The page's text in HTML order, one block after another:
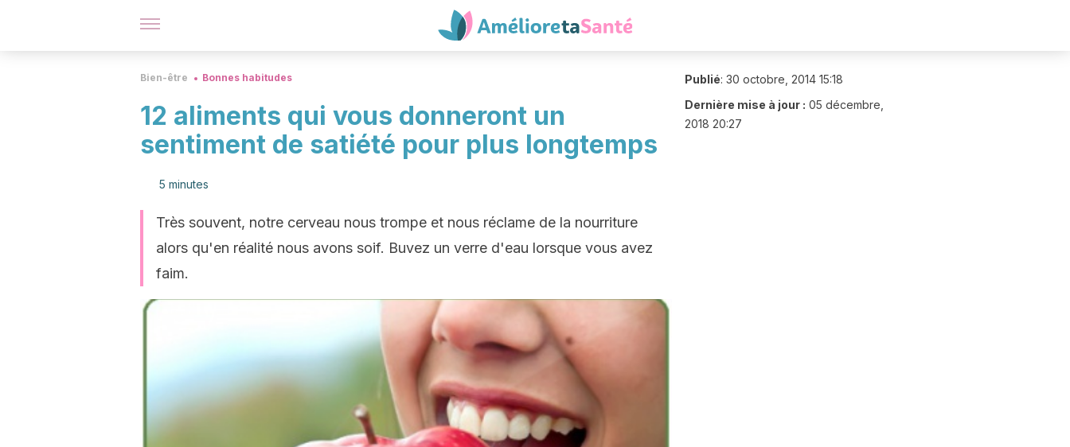
Bien-être Bonnes habitudes
12 aliments qui vous donneront un
sentiment de satiété pour plus longtemps
5 minutes
Très souvent, notre cerveau nous trompe et nous réclame de la nourriture
alors qu'en réalité nous avons soif. Buvez un verre d'eau lorsque vous avez
faim.
Publié: 30 octobre, 2014 15:18
Dernière mise à jour : 05 décembre,
2018 20:27